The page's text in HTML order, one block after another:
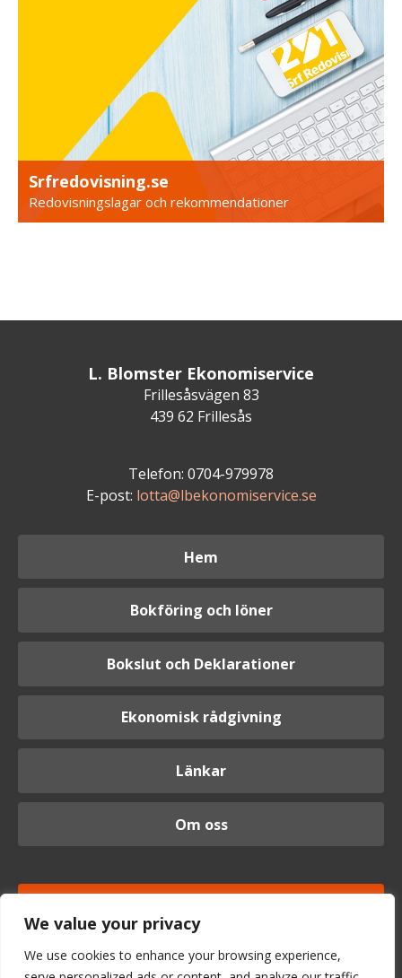
We value your privacy
We use cookies to enhance your browsing experience,
Srfredovisning.se
Redovisningslagar och rekommendationer
L. Blomster Ekonomiservice
Frillesåsvägen 83
439 62 Frillesås
Telefon: 0704-979978
E-post: lotta@lbekonomiservice.se
Hem
Bokföring och löner
Bokslut och Deklarationer
Ekonomisk rådgivning
Länkar
Om oss